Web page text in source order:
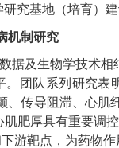
究基地（培育）
机制研究
据及生物学技术
团队系列研究表
、传导阻滞、心
肥厚具有重要调
游靶点，为药物